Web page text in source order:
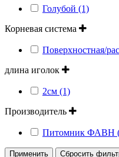
Голубой (1)
Корневая система
Поверхностная/
длина иголок
2см (1)
Производитель
Питомник ФАВН
Применить Сбросить